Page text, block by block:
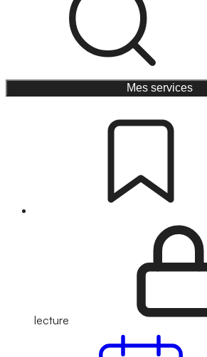
Mes services
lecture